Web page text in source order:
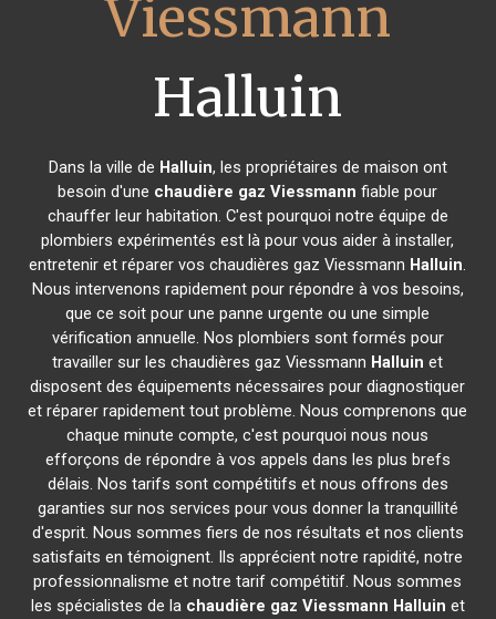
Viessmann
Halluin
Dans la ville de Halluin, les propriétaires de maison ont
besoin d'une chaudière gaz Viessmann fiable pour
chauffer leur habitation. C'est pourquoi notre équipe de
plombiers expérimentés est là pour vous aider à installer,
entretenir et réparer vos chaudières gaz Viessmann Halluin.
Nous intervenons rapidement pour répondre à vos besoins,
que ce soit pour une panne urgente ou une simple
vérification annuelle. Nos plombiers sont formés pour
travailler sur les chaudières gaz Viessmann Halluin et
disposent des équipements nécessaires pour diagnostiquer
et réparer rapidement tout problème. Nous comprenons que
chaque minute compte, c'est pourquoi nous nous
efforçons de répondre à vos appels dans les plus brefs
délais. Nos tarifs sont compétitifs et nous offrons des
garanties sur nos services pour vous donner la tranquillité
d'esprit. Nous sommes fiers de nos résultats et nos clients
satisfaits en témoignent. Ils apprécient notre rapidité, notre
professionnalisme et notre tarif compétitif. Nous sommes
les spécialistes de la chaudière gaz Viessmann Halluin et